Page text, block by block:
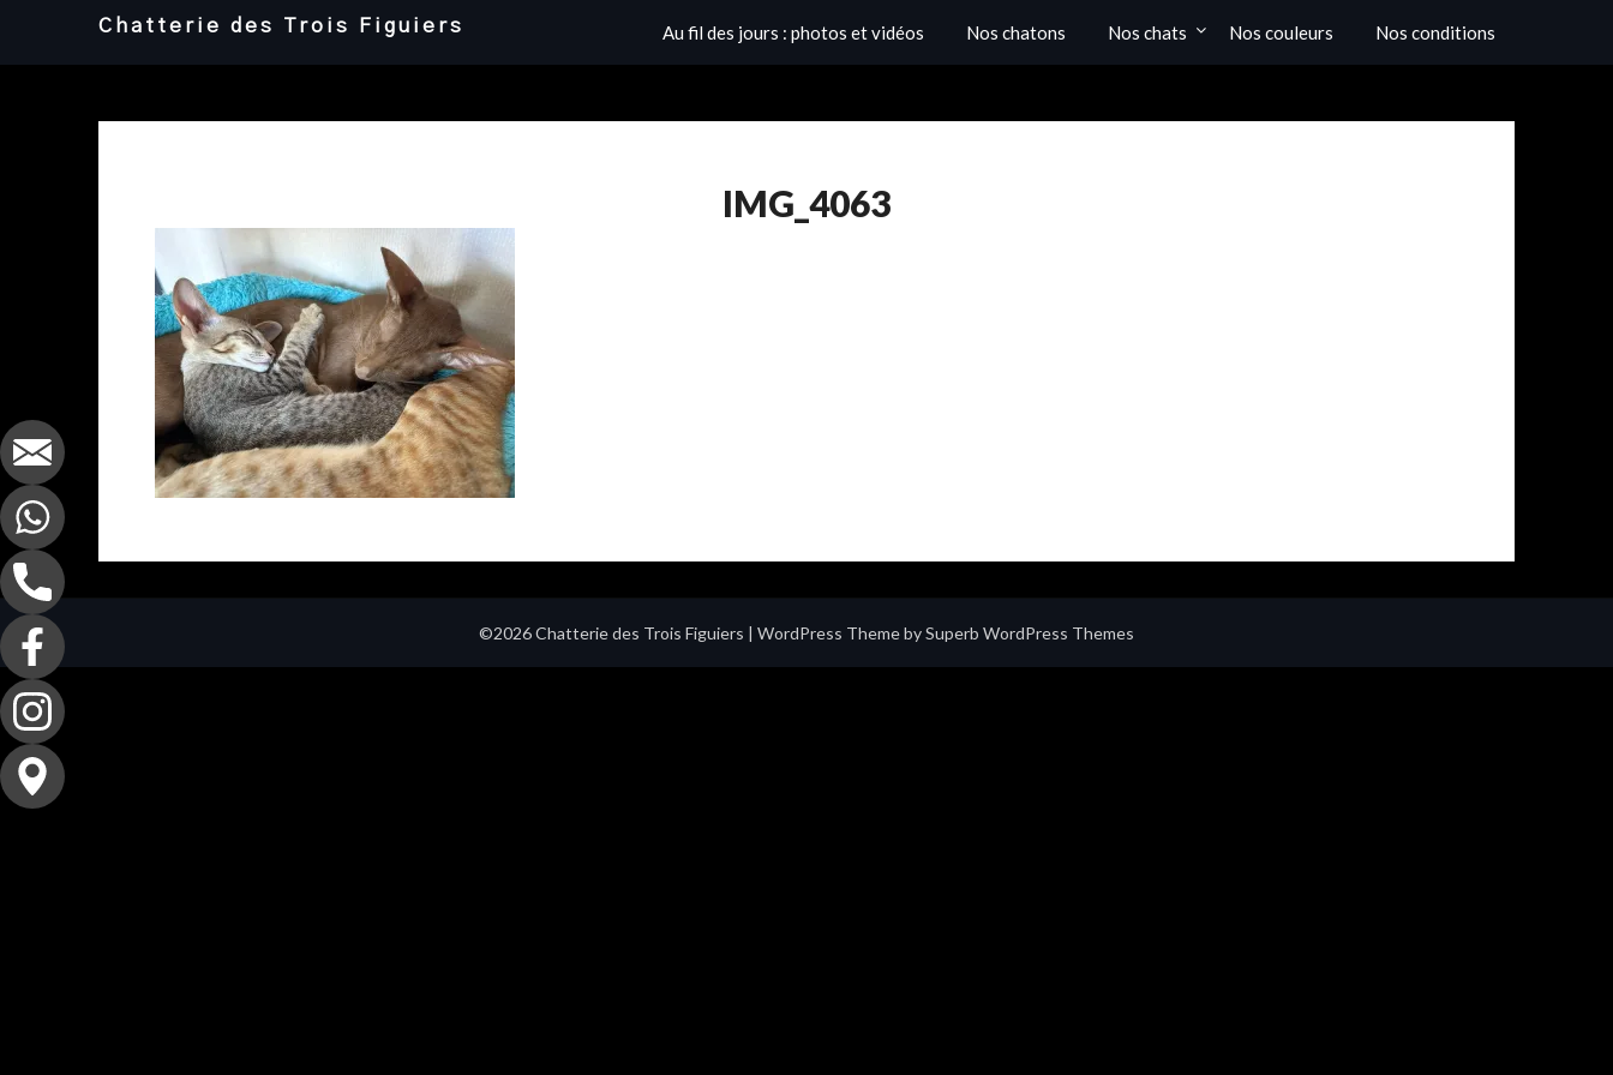
Chatterie des Trois Figuiers Au fil des jours : photos et vidéos Nos chatons Nos chats Nos couleurs Nos conditions
IMG_4063
©2026 Chatterie des Trois Figuiers | WordPress Theme bySuperb WordPress Themes